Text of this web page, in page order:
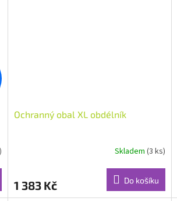
Ochranný obal XL obdélník
Skladem (3 ks)
1 383 Kč Do košíku